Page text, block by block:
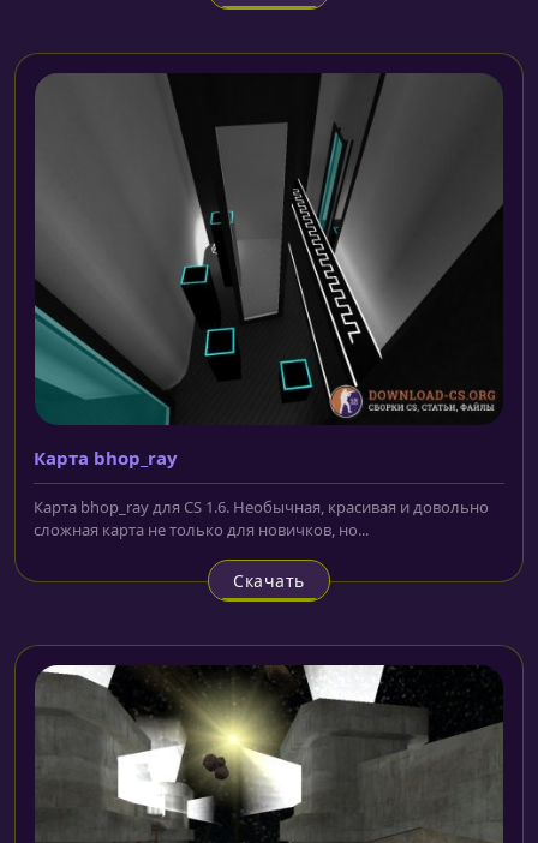
Карта bhop_ray
Карта bhop_ray для CS 1.6. Необычная, красивая и довольно
сложная карта не только для новичков, но...
Скачать